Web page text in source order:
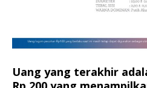
Uang yang terakhir